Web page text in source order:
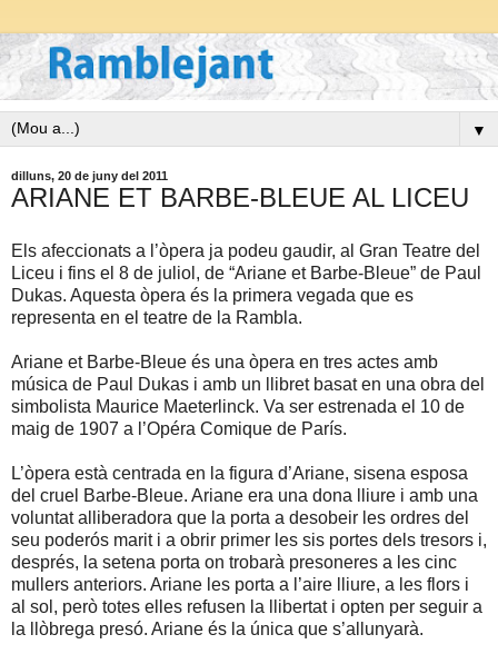
▼
dilluns, 20 de juny del 2011
ARIANE ET BARBE-BLEUE AL LICEU
Els afeccionats a l’òpera ja podeu gaudir, al Gran Teatre del
Liceu i fins el 8 de juliol, de “Ariane et Barbe-Bleue” de Paul
Dukas. Aquesta òpera és la primera vegada que es
representa en el teatre de la Rambla.
Ariane et Barbe-Bleue és una òpera en tres actes amb
música de Paul Dukas i amb un llibret basat en una obra del
simbolista Maurice Maeterlinck. Va ser estrenada el 10 de
maig de 1907 a l’Opéra Comique de París.
L’òpera està centrada en la figura d’Ariane, sisena esposa
del cruel Barbe-Bleue. Ariane era una dona lliure i amb una
voluntat alliberadora que la porta a desobeir les ordres del
seu poderós marit i a obrir primer les sis portes dels tresors i,
després, la setena porta on trobarà presoneres a les cinc
mullers anteriors. Ariane les porta a l’aire lliure, a les flors i
al sol, però totes elles refusen la llibertat i opten per seguir a
la llòbrega presó. Ariane és la única que s’allunyarà.